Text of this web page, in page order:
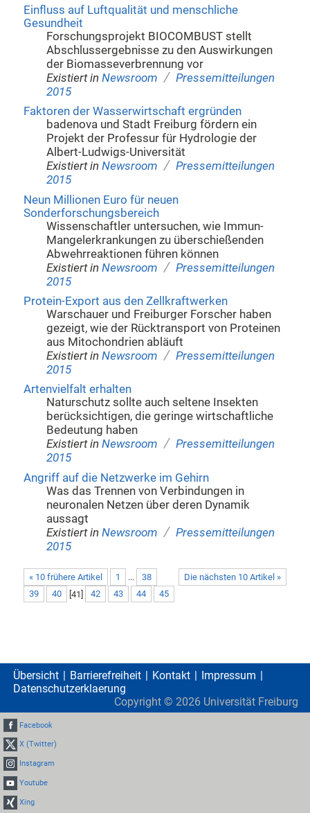
Einfluss auf Luftqualität und menschliche
Gesundheit
Forschungsprojekt BIOCOMBUST stellt
Abschlussergebnisse zu den Auswirkungen
der Biomasseverbrennung vor
Existiert in Newsroom / Pressemitteilungen
2015
Faktoren der Wasserwirtschaft ergründen
badenova und Stadt Freiburg fördern ein
Projekt der Professur für Hydrologie der
Albert-Ludwigs-Universität
Existiert in Newsroom / Pressemitteilungen
2015
Neun Millionen Euro für neuen
Sonderforschungsbereich
Wissenschaftler untersuchen, wie Immun-
Mangelerkrankungen zu überschießenden
Abwehrreaktionen führen können
Existiert in Newsroom / Pressemitteilungen
2015
Protein-Export aus den Zellkraftwerken
Warschauer und Freiburger Forscher haben
gezeigt, wie der Rücktransport von Proteinen
aus Mitochondrien abläuft
Existiert in Newsroom / Pressemitteilungen
2015
Artenvielfalt erhalten
Naturschutz sollte auch seltene Insekten
berücksichtigen, die geringe wirtschaftliche
Bedeutung haben
Existiert in Newsroom / Pressemitteilungen
2015
Angriff auf die Netzwerke im Gehirn
Was das Trennen von Verbindungen in
neuronalen Netzen über deren Dynamik
aussagt
Existiert in Newsroom / Pressemitteilungen
2015
« 10 frühere Artikel Die nächsten 10 Artikel »
1 ...
38
39
40 [41] 42 43 44 45
Übersicht Barrierefreiheit Kontakt
Impressum
Datenschutzerklaerung
Copyright © 2026 Universität Freiburg
Facebook
X (Twitter)
Instagram
Youtube
Xing